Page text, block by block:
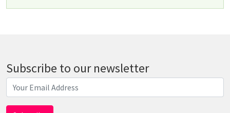
Subscribe to our newsletter